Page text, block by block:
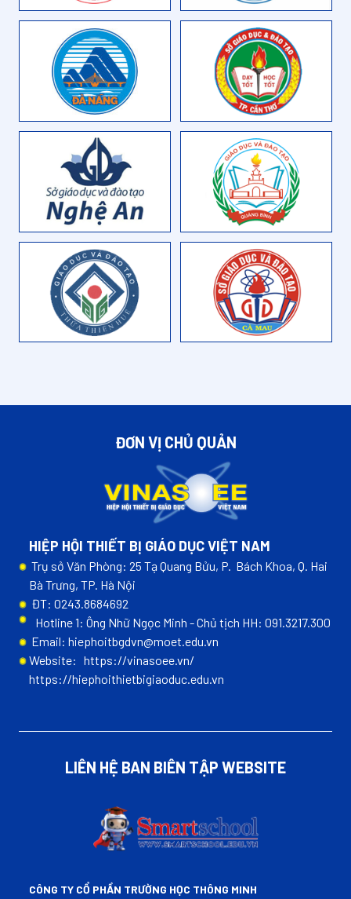
ĐƠN VỊ CHỦ QUẢN
HIỆP HỘI THIẾT BỊ GIÁO DỤC VIỆT NAM
Trụ sở Văn Phòng: 25 Tạ Quang Bửu, P. Bách Khoa, Q. Hai
Bà Trưng, TP. Hà Nội
ĐT: 0243.8684692
Hotline 1: Ông Nhữ Ngọc Minh - Chủ tịch HH: 091.3217.300
Email: hiephoitbgdvn@moet.edu.vn
Website: https://vinasoee.vn/
https://hiephoithietbigiaoduc.edu.vn
LIÊN HỆ BAN BIÊN TẬP WEBSITE
CÔNG TY CỔ PHẦN TRƯỜNG HỌC THÔNG MINH